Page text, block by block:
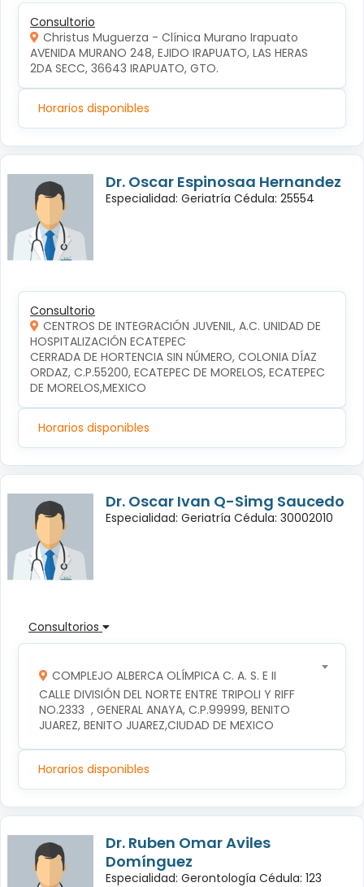
Consultorio
Christus Muguerza - Clínica Murano Irapuato
AVENIDA MURANO 248, EJIDO IRAPUATO, LAS HERAS
2DA SECC, 36643 IRAPUATO, GTO.
Horarios disponibles
Dr. Oscar Espinosaa Hernandez
Especialidad: Geriatría Cédula: 25554
Consultorio
CENTROS DE INTEGRACIÓN JUVENIL, A.C. UNIDAD DE
HOSPITALIZACIÓN ECATEPEC
CERRADA DE HORTENCIA SIN NÚMERO, COLONIA DÍAZ
ORDAZ, C.P.55200, ECATEPEC DE MORELOS, ECATEPEC
DE MORELOS,MEXICO
Horarios disponibles
Dr. Oscar Ivan Q-Simg Saucedo
Especialidad: Geriatría Cédula: 30002010
Consultorios
COMPLEJO ALBERCA OLÍMPICA C. A. S. E II
CALLE DIVISIÓN DEL NORTE ENTRE TRIPOLI Y RIFF
NO.2333  , GENERAL ANAYA, C.P.99999, BENITO
JUAREZ, BENITO JUAREZ,CIUDAD DE MEXICO
Horarios disponibles
Dr. Ruben Omar Aviles
Domínguez
Especialidad: Gerontología Cédula: 123